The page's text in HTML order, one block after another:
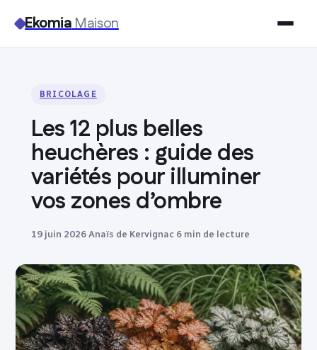
EkomiaMaison
Jardinage
Immobilier
BRICOLAGE
Les 12 plus belles
heuchères : guide des
variétés pour illuminer
vos zones d’ombre
19 juin 2026Anaïs de Kervignac 6 min de lecture